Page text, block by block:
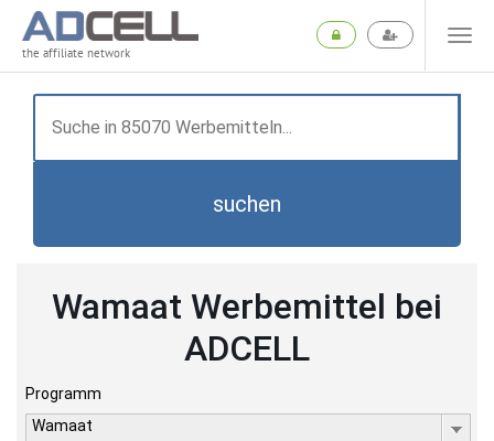
the affiliate network
suchen
Wamaat Werbemittel bei
ADCELL
Programm
Wamaat